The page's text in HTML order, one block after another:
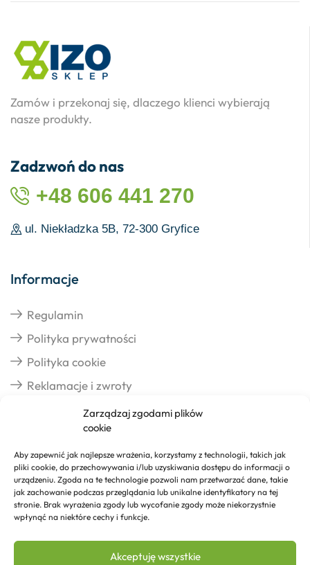
Zarządzaj zgodami plików
cookie
Aby zapewnić jak najlepsze wrażenia, korzystamy z technologii, takich jak
pliki cookie, do przechowywania i/lub uzyskiwania dostępu do informacji o
urządzeniu. Zgoda na te technologie pozwoli nam przetwarzać dane, takie
jak zachowanie podczas przeglądania lub unikalne identyfikatory na tej
stronie. Brak wyrażenia zgody lub wycofanie zgody może niekorzystnie
wpłynąć na niektóre cechy i funkcje.
Akceptuję wszystkie
Zamów i przekonaj się, dlaczego klienci wybierają
nasze produkty.
Zadzwoń do nas
+48 606 441 270
ul. Niekładzka 5B, 72-300 Gryfice
Informacje
Regulamin
Polityka prywatności
Polityka cookie
Reklamacje i zwroty
Realizacja zamówień
Formy płatności
Kontakt